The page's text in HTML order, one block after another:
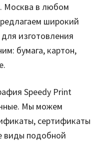
Москва в любом
широкий
изготовления
бумага, картон,
Speedy Print
Мы можем
сертификаты
виды подобной